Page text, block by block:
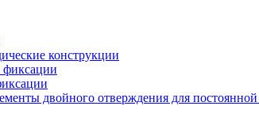
конструкции
фиксации
двойного отверждения для